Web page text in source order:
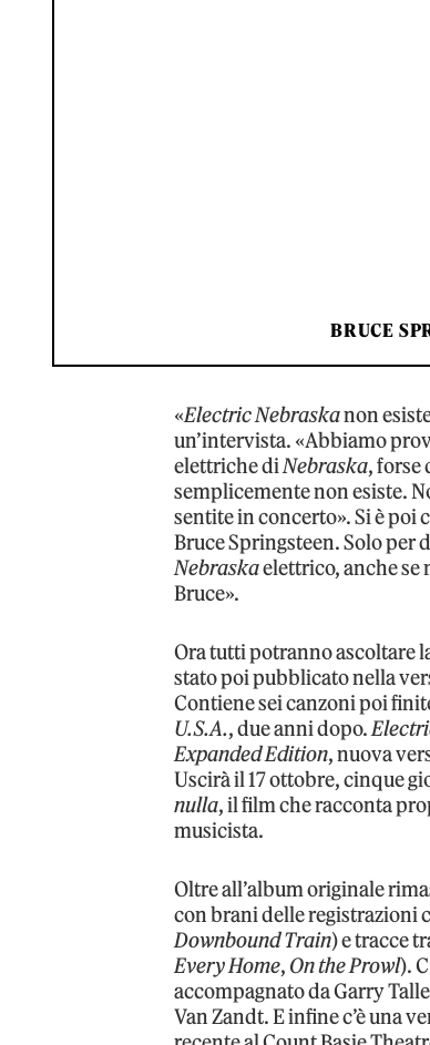
BRUCE
«Electric Nebraskanon
un’intervista. «Abbiamo
elettriche diNebraska, forse
semplicemente non esiste.
sentite in concerto». Si è poi
Bruce Springsteen. Solo per
Nebraskaelettrico, anche se
Bruce».
Ora tutti potranno ascoltare
stato poi pubblicato nella
Contiene sei canzoni poi
U.S.A., due anni dopo.
Expanded Edition, nuova
Uscirà il 17 ottobre, cinque
nulla, il film che racconta
musicista.
Oltre all’album originale
con brani delle registrazioni
Downbound Train) e tracce
Every Home, On the Prowl).
accompagnato da Garry
Van Zandt. E infine c’è una